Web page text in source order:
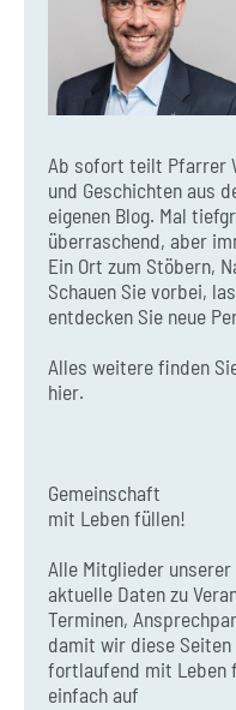
Ab sofort teilt Pfarrer
und Geschichten aus
eigenen Blog. Mal
überraschend, aber
Ein Ort zum Stöbern,
Schauen Sie vorbei,
entdecken Sie neue
Alles weitere finden
hier.
Gemeinschaft
mit Leben füllen!
Alle Mitglieder unserer
aktuelle Daten zu
Terminen,
damit wir diese
fortlaufend mit Leben
einfach auf